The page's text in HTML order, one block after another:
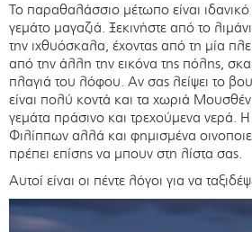
Το παραθαλάσσιο μέτωπο είναι ιδανικό
γεμάτο μαγαζιά. Ξεκινήστε από το
την ιχθυόσκαλα, έχοντας από τη μία
από την άλλη την εικόνα της πόλης,
πλαγιά του λόφου. Αν σας λείψει το
είναι πολύ κοντά και τα χωριά
γεμάτα πράσινο και τρεχούμενα νερά.
Φιλίππων αλλά και φημισμένα
πρέπει επίσης να μπουν στη λίστα σας.
Αυτοί είναι οι πέντε λόγοι για να